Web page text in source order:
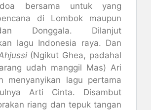
bersama untuk yang
di Lombok maupun
Donggala. Dilanjut
lagu Indonesia raya. Dan
(Ngikut Ghea, padahal
udah manggil Mas) Ari
menyanyikan lagu pertama
Arti Cinta. Disambut
riang dan tepuk tangan